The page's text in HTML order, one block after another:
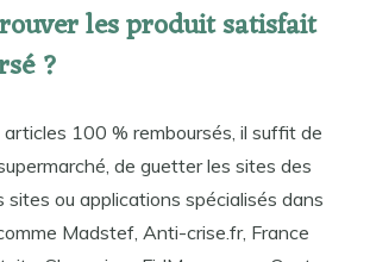
les produit satisfait
?
100 % remboursés, il suffit de
de guetter les sites des
sites ou applications spécialisés dans
Madstef, Anti-crise.fr, France